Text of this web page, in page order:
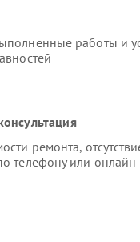
работы и
ремонта,
телефону или онлайн